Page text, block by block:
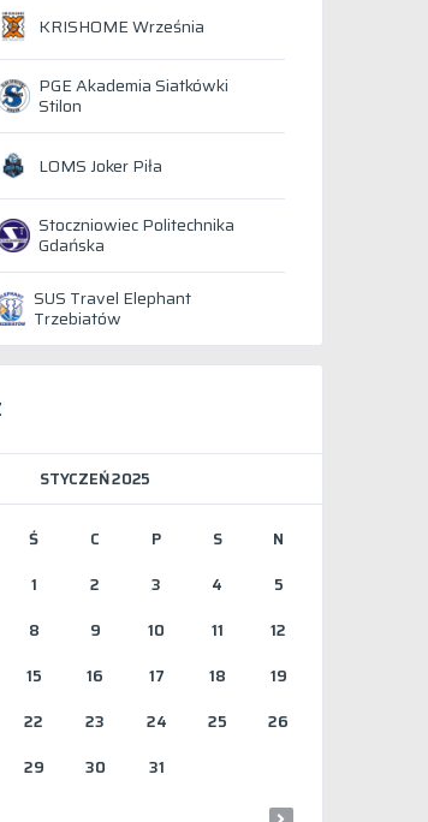
KRISHOME Września
PGE Akademia Siatkówki
Stilon
LOMS Joker Piła
Stoczniowiec Politechnika
Gdańska
SUS Travel Elephant
Trzebiatów
STYCZEŃ 2025
Ś C P S
N
1
2 3 4
5
8 9 10 11
12
15 16 17 18
19
22 23 24 25
26
29 30 31